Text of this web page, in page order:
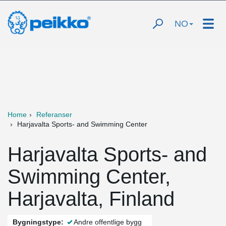
NO
Home
Referanser
Harjavalta Sports- and Swimming Center
Harjavalta Sports- and
Swimming Center,
Harjavalta, Finland
Bygningstype: Andre offentlige bygg